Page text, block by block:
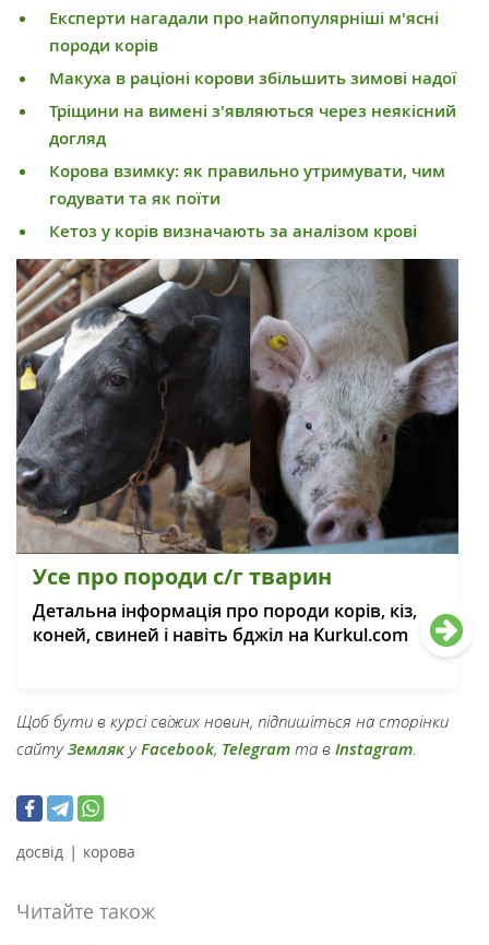
Експерти нагадали про найпопулярніші м'ясні
породи корів
Макуха в раціоні корови збільшить зимові надої
Тріщини на вимені з'являються через неякісний
догляд
Корова взимку: як правильно утримувати, чим
годувати та як поїти
Кетоз у корів визначають за аналізом крові
Усе про породи с/г тварин
Детальна інформація про породи корів, кіз,
коней, свиней і навіть бджіл на Kurkul.com
Щоб бути в курсі свіжих новин, підпишіться на сторінки
сайтуЗемлякуFacebook, Telegram та в Instagram.
досвід | корова
Читайте також